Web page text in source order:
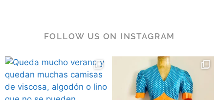
FOLLOW US ON INSTAGRAM